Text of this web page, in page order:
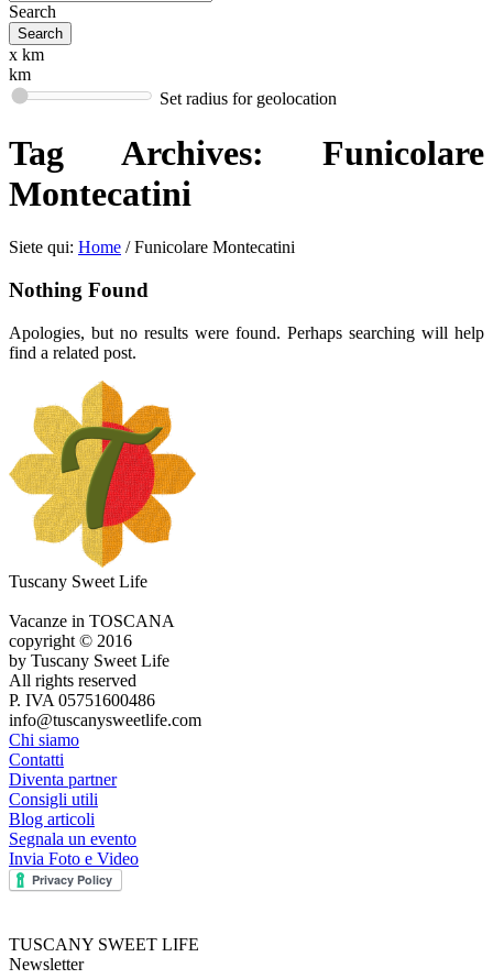
Search
x km
km
Set radius for geolocation
Tag Archives: Funicolare
Montecatini
Siete qui: Home / Funicolare Montecatini
Nothing Found
Apologies, but no results were found. Perhaps searching will help
find a related post.
Tuscany Sweet Life
Vacanze in TOSCANA
copyright © 2016
by Tuscany Sweet Life
All rights reserved
P. IVA 05751600486
info@tuscanysweetlife.com
Chi siamo
Contatti
Diventa partner
Consigli utili
Blog articoli
Segnala un evento
Invia Foto e Video
TUSCANY SWEET LIFE
Newsletter